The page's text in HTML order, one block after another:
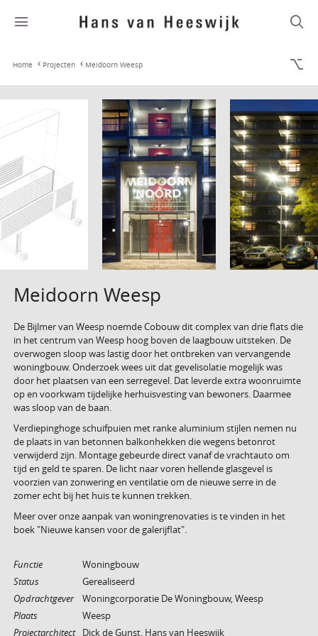
Home Projecten Meidoorn Weesp
Meidoorn Weesp
De Bijlmer van Weesp noemde Cobouw dit complex van drie flats die
in het centrum van Weesp hoog boven de laagbouw uitsteken. De
overwogen sloop was lastig door het ontbreken van vervangende
woningbouw. Onderzoek wees uit dat gevelisolatie mogelijk was
door het plaatsen van een serregevel. Dat leverde extra woonruimte
op en voorkwam tijdelijke herhuisvesting van bewoners. Daarmee
was sloop van de baan.
Verdiepinghoge schuifpuien met ranke aluminium stijlen nemen nu
de plaats in van betonnen balkonhekken die wegens betonrot
verwijderd zijn. Montage gebeurde direct vanaf de vrachtauto om
tijd en geld te sparen. De licht naar voren hellende glasgevel is
voorzien van zonwering en ventilatie om de nieuwe serre in de
zomer echt bij het huis te kunnen trekken.
Meer over onze aanpak van woningrenovaties is te vinden in het
boek "Nieuwe kansen voor de galerijflat".
Functie
Woningbouw
Status
Gerealiseerd
Opdrachtgever
Woningcorporatie De Woningbouw, Weesp
Plaats
Weesp
Projectarchitect
Dick de Gunst, Hans van Heeswijk